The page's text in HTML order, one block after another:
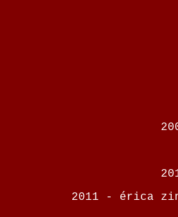
2011 - érica